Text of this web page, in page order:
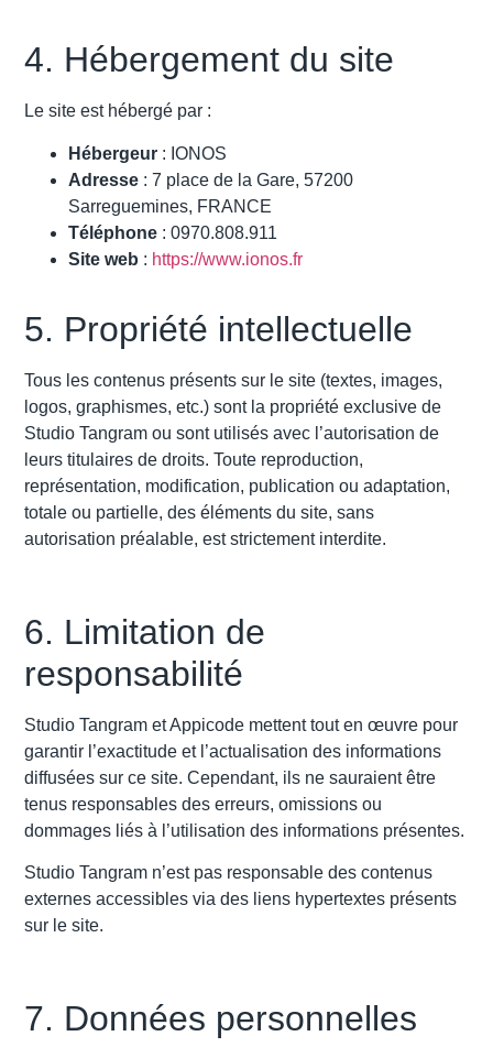
4. Hébergement du site
Le site est hébergé par :
Hébergeur : IONOS
Adresse : 7 place de la Gare, 57200
Sarreguemines, FRANCE
Téléphone : 0970.808.911
Site web : https://www.ionos.fr
5. Propriété intellectuelle
Tous les contenus présents sur le site (textes, images,
logos, graphismes, etc.) sont la propriété exclusive de
Studio Tangram ou sont utilisés avec l’autorisation de
leurs titulaires de droits. Toute reproduction,
représentation, modification, publication ou adaptation,
totale ou partielle, des éléments du site, sans
autorisation préalable, est strictement interdite.
6. Limitation de
responsabilité
Studio Tangram et Appicode mettent tout en œuvre pour
garantir l’exactitude et l’actualisation des informations
diffusées sur ce site. Cependant, ils ne sauraient être
tenus responsables des erreurs, omissions ou
dommages liés à l’utilisation des informations présentes.
Studio Tangram n’est pas responsable des contenus
externes accessibles via des liens hypertextes présents
sur le site.
7. Données personnelles